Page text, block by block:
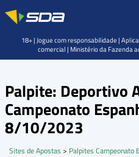
Palpite: Deportivo
Campeonato
8/10/2023
Sites de Apostas > Palpites Campeonato
18+ | Jogue com responsabilidade |
comercial | Ministério da Fazenda